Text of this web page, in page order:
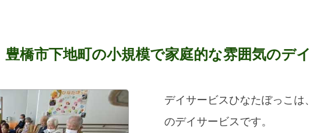
豊橋市下地町の小規模で家庭的な雰囲気のデ
デイサービスひなたぼっこは
のデイサービスです。